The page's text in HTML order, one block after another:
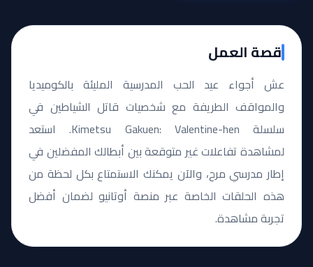
قصة العمل
عش أجواء عيد الحب المدرسية المليئة بالكوميديا
والمواقف الطريفة مع شخصيات قاتل الشياطين في
سلسلة Kimetsu Gakuen: Valentine-hen. استعد
لمشاهدة تفاعلات غير متوقعة بين أبطالك المفضلين في
إطار مدرسي مرح، والآن يمكنك الاستمتاع بكل لحظة من
هذه الحلقات الخاصة عبر منصة أوتانيو لضمان أفضل
تجربة مشاهدة.